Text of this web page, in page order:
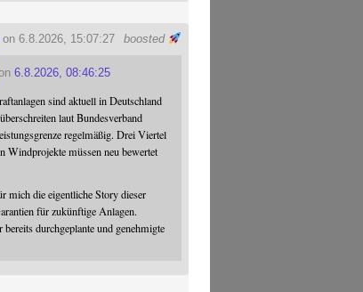
boosted
on 6.8.2026, 15:07:27
6.8.2026, 08:46:25
sind aktuell in Deutschland
laut Bundesverband
regelmäßig. Drei Viertel
Windprojekte müssen neu bewertet
mich die eigentliche Story dieser
für zukünftige Anlagen.
durchgeplante und genehmigte